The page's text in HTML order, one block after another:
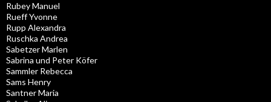
Rubey Manuel
Rueff Yvonne
Rupp Alexandra
Ruschka Andrea
Sabetzer Marlen
Sabrina und Peter Köfer
Sammler Rebecca
Sams Henry
Santner Maria